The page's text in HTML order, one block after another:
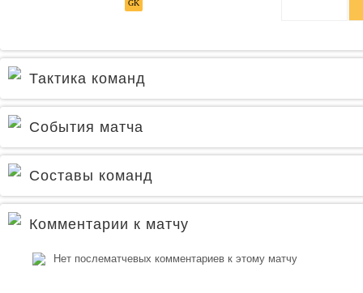
GK
Тактика команд
События матча
Составы команд
Комментарии к матчу
Нет послематчевых комментариев к этому матчу